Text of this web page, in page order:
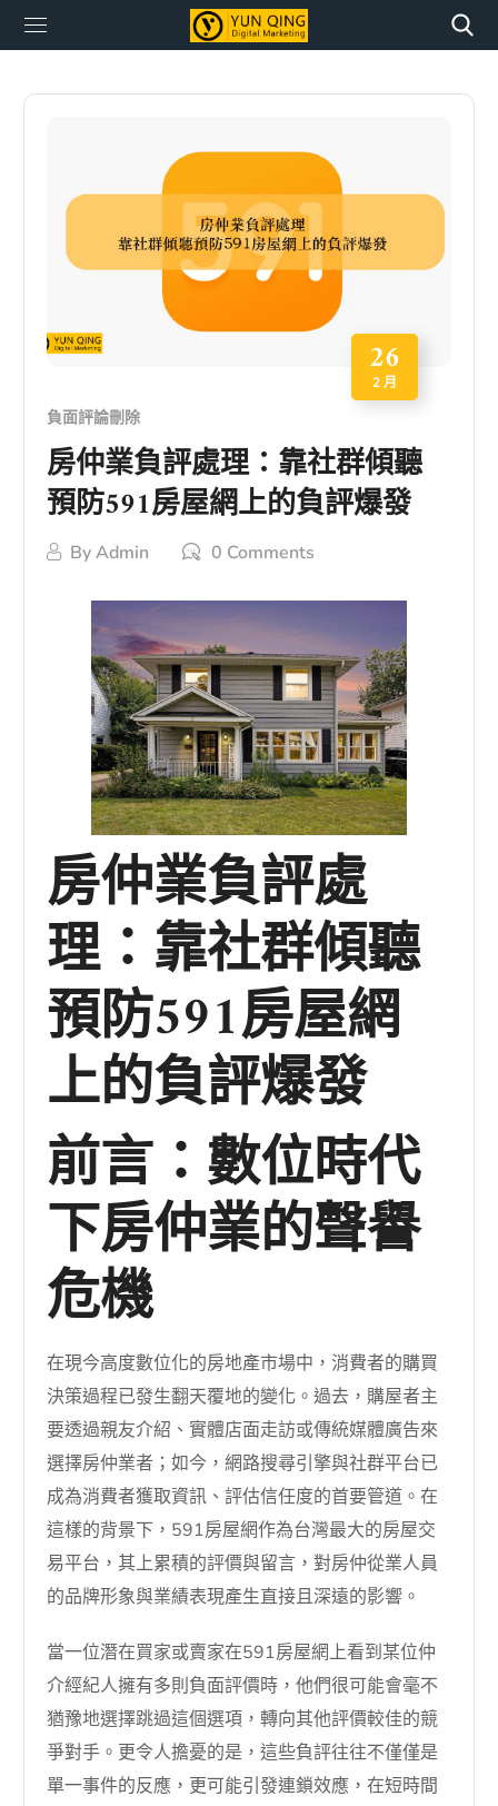
26
2 月
負面評論刪除
房仲業負評處理：靠社群傾聽
預防591房屋網上的負評爆發
ByAdmin 0 Comments
房仲業負評處
理：靠社群傾聽
預防591房屋網
上的負評爆發
前言：數位時代
下房仲業的聲譽
危機
在現今高度數位化的房地產市場中，消費者的購買
決策過程已發生翻天覆地的變化。過去，購屋者主
要透過親友介紹、實體店面走訪或傳統媒體廣告來
選擇房仲業者；如今，網路搜尋引擎與社群平台已
成為消費者獲取資訊、評估信任度的首要管道。在
這樣的背景下，591房屋網作為台灣最大的房屋交
易平台，其上累積的評價與留言，對房仲從業人員
的品牌形象與業績表現產生直接且深遠的影響。
當一位潛在買家或賣家在591房屋網上看到某位仲
介經紀人擁有多則負面評價時，他們很可能會毫不
猶豫地選擇跳過這個選項，轉向其他評價較佳的競
爭對手。更令人擔憂的是，這些負評往往不僅僅是
單一事件的反應，更可能引發連鎖效應，在短時間